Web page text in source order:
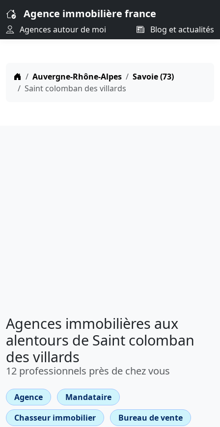
Agence immobilière france
Agences autour de moi Blog et actualités
Auvergne-Rhône-Alpes
Savoie (73)
Saint colomban des villards
Agences immobilières aux
alentours de Saint colomban
des villards
12 professionnels près de chez vous
Agence
Mandataire
Chasseur immobilier
Bureau de vente